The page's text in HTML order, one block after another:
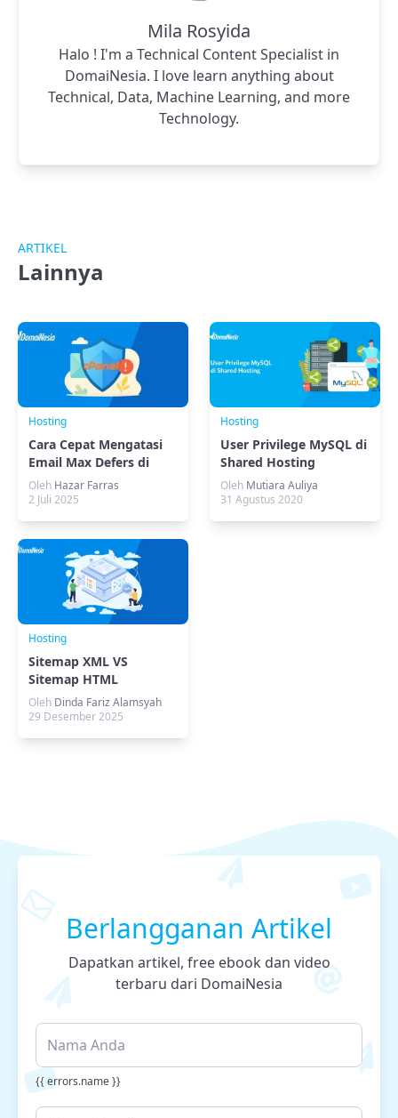
Mila Rosyida
Halo ! I'm a Technical Content Specialist in
DomaiNesia. I love learn anything about
Technical, Data, Machine Learning, and more
Technology.
ARTIKEL
Lainnya
Hosting
Cara Cepat Mengatasi
Email Max Defers di
cPanel
Oleh Hazar Farras
2 Juli 2025
Hosting
User Privilege MySQL di
Shared Hosting
Oleh Mutiara Auliya
31 Agustus 2020
Hosting
Sitemap XML VS
Sitemap HTML
(Bedanya, Fungsi &
Terapan)
Oleh Dinda Fariz Alamsyah
29 Desember 2025
Berlangganan Artikel
Dapatkan artikel, free ebook dan video
terbaru dari DomaiNesia
{{ errors.name }}